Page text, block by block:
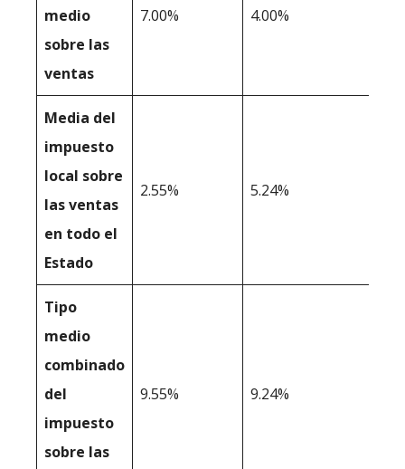
medio
sobre las
ventas
7.00% 4.00%
Media del
impuesto
local sobre
las ventas
en todo el
Estado
2.55% 5.24%
Tipo
medio
combinado
del
impuesto
sobre las
9.55% 9.24%